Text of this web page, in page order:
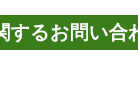
するお問い合